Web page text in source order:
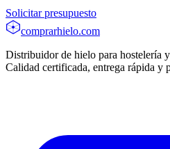
Solicitar presupuesto
comprarhielo.com
Distribuidor de hielo para hostelería
Calidad certificada, entrega rápida y